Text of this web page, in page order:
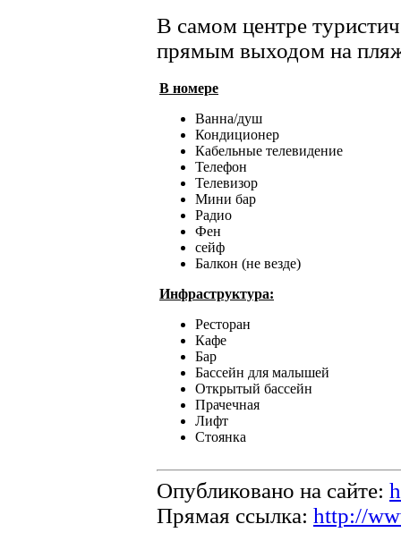
В самом центре
прямым выходом на
В номере
Ванна/душ
Кондиционер
Кабельные телевидение
Телефон
Телевизор
Мини бар
Радио
Фен
сейф
Балкон (не везде)
Инфраструктура:
Ресторан
Кафе
Бар
Бассейн для малышей
Открытый бассейн
Прачечная
Лифт
Стоянка
Опубликовано на сайте:
Прямая ссылка: http://